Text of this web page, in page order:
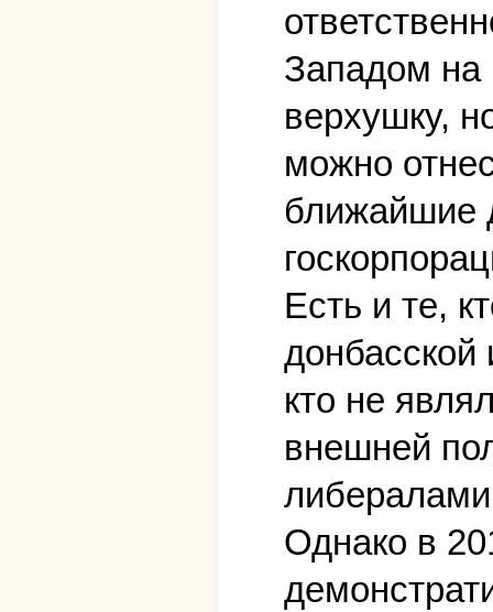
Западом на
верхушку,
можно
ближайшие
Есть и те,
донбасской
кто не
внешней
Однако в